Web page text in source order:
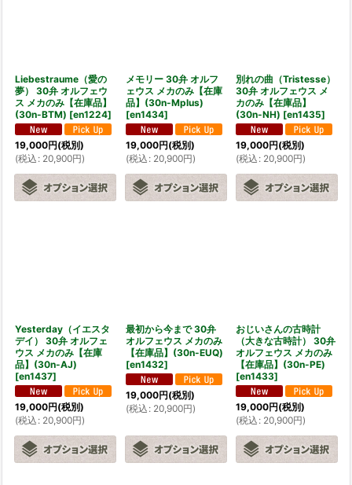
Liebestraume（愛の
夢） 30弁 オルフェウ
ス メカのみ【在庫品】
(30n-BTM) [en1224]
19,000円(税別)
(税込 : 20,900円)
メモリー 30弁 オルフ
ェウス メカのみ【在庫
品】(30n-Mplus)
[en1434]
19,000円(税別)
(税込 : 20,900円)
別れの曲（Tristesse）
30弁 オルフェウス メ
カのみ【在庫品】
(30n-NH) [en1435]
19,000円(税別)
(税込 : 20,900円)
Yesterday（イエスタ
デイ） 30弁 オルフェ
ウス メカのみ【在庫
品】(30n-AJ)
[en1437]
19,000円(税別)
(税込 : 20,900円)
最初から今まで 30弁
オルフェウス メカのみ
【在庫品】(30n-EUQ)
[en1432]
19,000円(税別)
(税込 : 20,900円)
おじいさんの古時計
（大きな古時計） 30弁
オルフェウス メカのみ
【在庫品】(30n-PE)
[en1433]
19,000円(税別)
(税込 : 20,900円)